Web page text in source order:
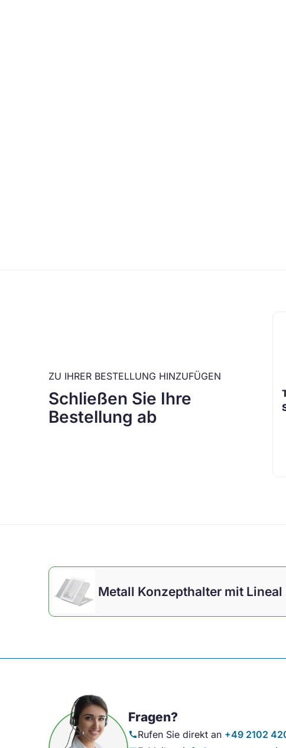
ZU IHRER BESTELLUNG HINZUFÜGEN
Schließen Sie Ihre
Bestellung ab
Metall Konzepthalter mit Lineal
Fragen?
callRufen Sie direkt an +49 2102